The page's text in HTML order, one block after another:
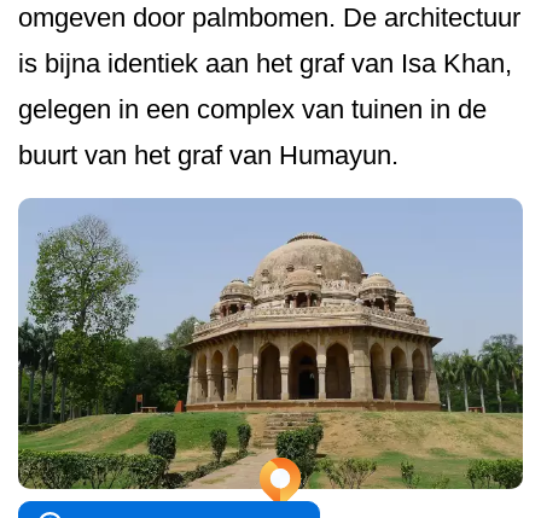
omgeven door palmbomen. De architectuur
is bijna identiek aan het graf van Isa Khan,
gelegen in een complex van tuinen in de
buurt van het graf van Humayun.